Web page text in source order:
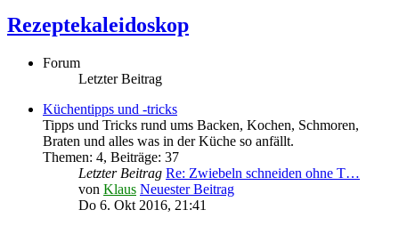
Rezeptekaleidoskop
Forum
Letzter Beitrag
Küchentipps und -tricks
Tipps und Tricks rund ums Backen, Kochen, Schmoren,
Braten und alles was in der Küche so anfällt.
Themen: 4, Beiträge: 37
Letzter Beitrag Re: Zwiebeln schneiden ohne T…
von Klaus Neuester Beitrag
Do 6. Okt 2016, 21:41